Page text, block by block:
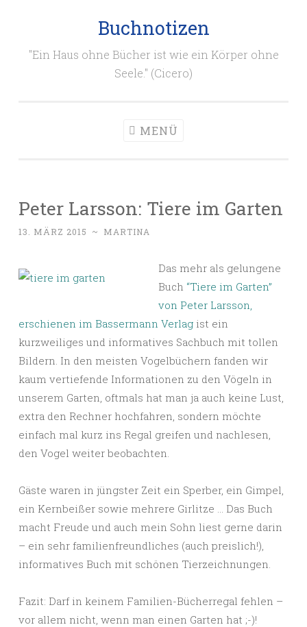
Buchnotizen
"Ein Haus ohne Bücher ist wie ein Körper ohne
Seele." (Cicero)
MENÜ
Peter Larsson: Tiere im Garten
13. MÄRZ 2015 ~ MARTINA
Das mehr als gelungene
Buch “Tiere im Garten”
von Peter Larsson,
erschienen im Bassermann Verlag ist ein
kurzweiliges und informatives Sachbuch mit tollen
Bildern. In den meisten Vogelbüchern fanden wir
kaum vertiefende Informationen zu den Vögeln in
unserem Garten, oftmals hat man ja auch keine Lust,
extra den Rechner hochfahren, sondern möchte
einfach mal kurz ins Regal greifen und nachlesen,
den Vogel weiter beobachten.
Gäste waren in jüngster Zeit ein Sperber, ein Gimpel,
ein Kernbeißer sowie mehrere Girlitze … Das Buch
macht Freude und auch mein Sohn liest gerne darin
– ein sehr familienfreundliches (auch preislich!),
informatives Buch mit schönen Tierzeichnungen.
Fazit: Darf in keinem Familien-Bücherregal fehlen –
vor allem nicht, wenn man einen Garten hat ;-)!